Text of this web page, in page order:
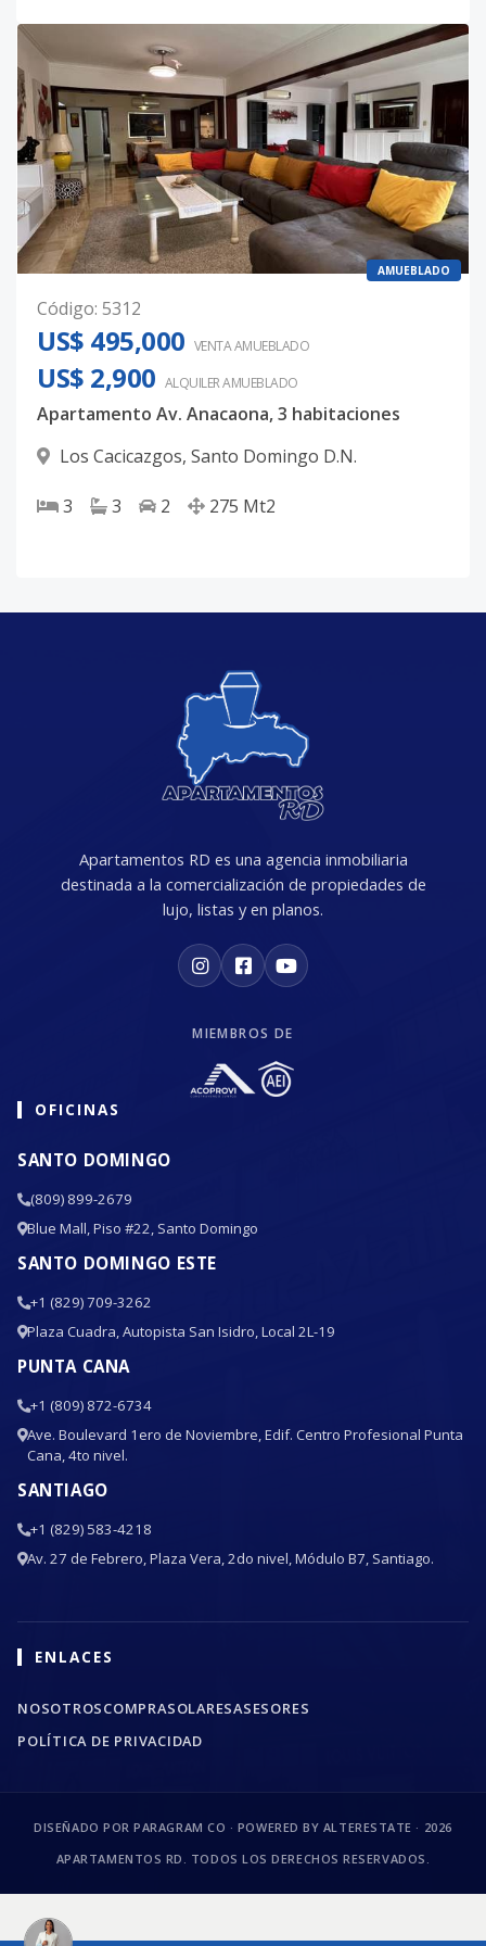
AMUEBLADO
Código: 5312
US$ 495,000 VENTA AMUEBLADO
US$ 2,900 ALQUILERAMUEBLADO
Apartamento Av. Anacaona, 3 habitaciones
Los Cacicazgos, Santo Domingo D.N.
3 3 2 275 Mt2
Apartamentos RD es una agencia inmobiliaria
destinada a la comercialización de propiedades de
lujo, listas y en planos.
MIEMBROS DE
OFICINAS
SANTO DOMINGO
(809) 899-2679
Blue Mall, Piso #22, Santo Domingo
SANTO DOMINGO ESTE
+1 (829) 709-3262
Plaza Cuadra, Autopista San Isidro, Local 2L-19
PUNTA CANA
+1 (809) 872-6734
Ave. Boulevard 1ero de Noviembre, Edif. Centro Profesional Punta
Cana, 4to nivel.
SANTIAGO
+1 (829) 583-4218
Av. 27 de Febrero, Plaza Vera, 2do nivel, Módulo B7, Santiago.
ENLACES
NOSOTROSCOMPRASOLARESASESORES
POLÍTICA DE PRIVACIDAD
DISEÑADO POR PARAGRAM CO · POWERED BY ALTERESTATE · 2026
APARTAMENTOS RD. TODOS LOS DERECHOS RESERVADOS.